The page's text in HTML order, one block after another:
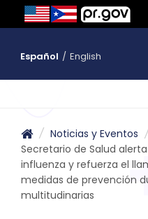
Español / English
/ Noticias y Eventos /
Secretario de Salud
influenza y refuerza el
medidas de prevención
multitudinarias